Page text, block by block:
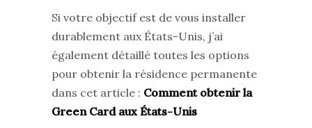
Si votre objectif est de vous installer
durablement aux États-Unis, j’ai
également détaillé toutes les options
pour obtenir la résidence permanente
dans cet article : Comment obtenir la
Green Card aux États-Unis